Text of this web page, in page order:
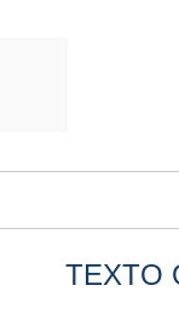
TEXTO